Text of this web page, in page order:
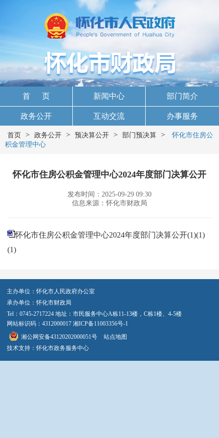
首 页 新闻中心 部门简介
政务公开 互动交流 办事服务
首页 > 政务公开 > 预决算公开 > 部门预决算 >
怀化市住房公
积金管理中心
怀化市住房公积金管理中心2024年度部门决算公开
发布时间：2025-09-29 09:30
信息来源：怀化市财政局
怀化市住房公积金管理中心2024年度部门决算公开(1)(1)
(1)
主办单位：怀化市人民政府办公室
承办单位：怀化市财政局
Tel：0745-2717224 地址：市民服务中心A栋11-13楼，C栋1楼、4-5楼
网站标识码：4312000017 湘ICP备11003356号-1
湘公网安备43120202000051号
站点地图
技术支持：怀化市政务服务中心